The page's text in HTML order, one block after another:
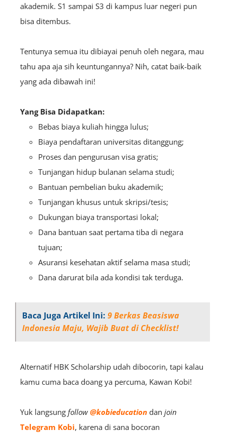
akademik. S1 sampai S3 di kampus luar negeri pun
bisa ditembus.
Tentunya semua itu dibiayai penuh oleh negara, mau
tahu apa aja sih keuntungannya? Nih, catat baik-baik
yang ada dibawah ini!
Yang Bisa Didapatkan:
Bebas biaya kuliah hingga lulus;
Biaya pendaftaran universitas ditanggung;
Proses dan pengurusan visa gratis;
Tunjangan hidup bulanan selama studi;
Bantuan pembelian buku akademik;
Tunjangan khusus untuk skripsi/tesis;
Dukungan biaya transportasi lokal;
Dana bantuan saat pertama tiba di negara
tujuan;
Asuransi kesehatan aktif selama masa studi;
Dana darurat bila ada kondisi tak terduga.
Baca Juga Artikel Ini: 9 Berkas Beasiswa
Indonesia Maju, Wajib Buat di Checklist!
Alternatif HBK Scholarship udah dibocorin, tapi kalau
kamu cuma baca doang ya percuma, Kawan Kobi!
Yuk langsung follow @kobieducation dan join
Telegram Kobi, karena di sana bocoran